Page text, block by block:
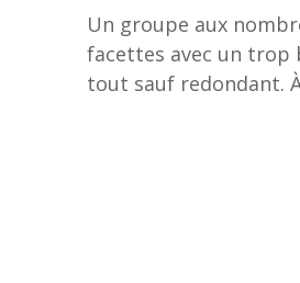
Un groupe aux
facettes avec un trop
tout sauf redondant.